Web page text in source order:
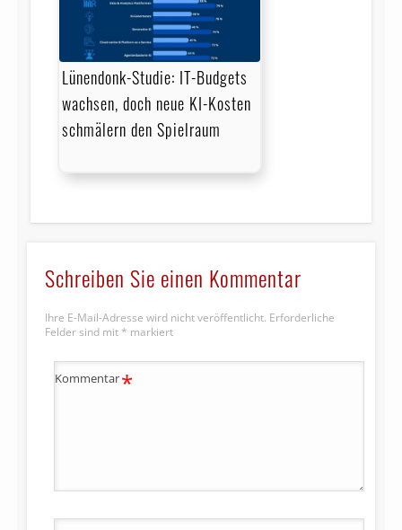
Lünendonk-Studie: IT-Budgets
wachsen, doch neue KI-Kosten
schmälern den Spielraum
Schreiben Sie einen Kommentar
Ihre E-Mail-Adresse wird nicht veröffentlicht. Erforderliche
Felder sind mit * markiert
Kommentar*